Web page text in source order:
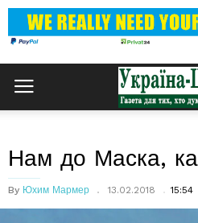
Нам до Маска,
By Юхим Мармер 13.02.2018 15:54